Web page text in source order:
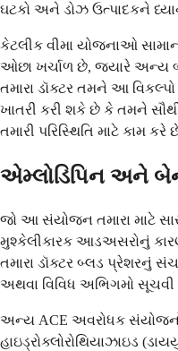
ઘટકો અને ડોઝ ઉત્પાદકને
કેટલીક વીમા યોજનાઓ
ઓછા ખર્ચાળ છે, જ્યારે અન્ય
તમારા ડૉક્ટર તમને આ
ખાતરી કરી શકે છે કે તમને
તમારી પરિસ્થિતિ માટે કામ કરે
એમ્લોડિપિન અને
જો આ સંયોજન તમારા માટે
મુશ્કેલીકારક આડઅસરોનું
તમારા ડૉક્ટર બ્લડ પ્રેશરનું
અથવા વિવિધ અભિગમો
અન્ય ACE અવરોધક
હાઇડ્રોક્લોરોથિયાઝાઇડ